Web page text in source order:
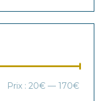
Prix
Prix
Prix : 20€ — 170€